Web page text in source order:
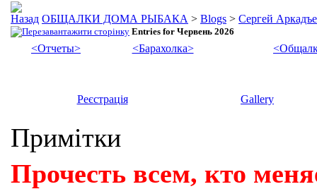
ОБЩАЛКИ ДОМА РЫБАКА > Blogs > Сергей
Entries for Червень 2026
<Отчеты> <Барахолка>
Реєстрація Gallery
Примітки
Прочесть всем, кто